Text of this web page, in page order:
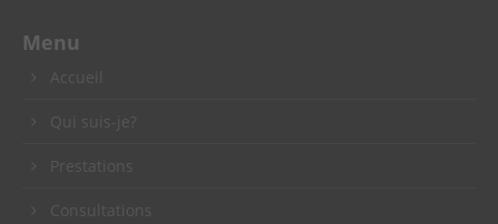
Menu
Accueil
Qui suis-je?
Prestations
Consultations